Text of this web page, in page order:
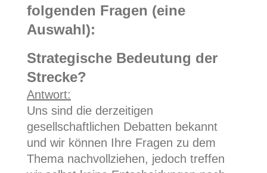
folgenden Fragen (eine
Auswahl):
Strategische Bedeutung der
Strecke?
Antwort:
Uns sind die derzeitigen
gesellschaftlichen Debatten bekannt
und wir können Ihre Fragen zu dem
Thema nachvollziehen, jedoch treffen